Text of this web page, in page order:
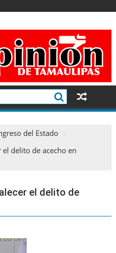
del Estado
delito de acecho en
el delito de